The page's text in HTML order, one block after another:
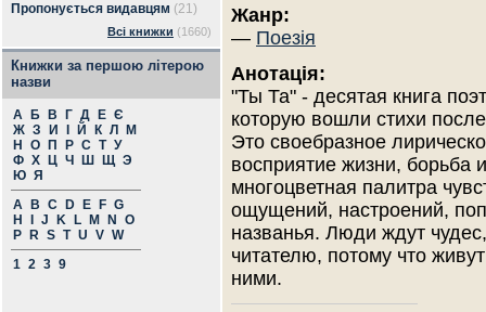
Пропонується видавцям (21)
Всі книжки (1660)
Книжки за першою літерою
назви
А Б В Г Д Е Є
Ж З И Й К Л
М
Н
О П Р С Т У
Ф Х Ц Ч Ш Щ Э
Ю Я
A
B C D E F G
H
J K L M N
O
P
R S T U V W
1 2 3 9
Жанр:
— Поезія
Анотація:
"Ты Та" - десятая книга
которую вошли стихи
Это своебразное
восприятие жизни, борьба
многоцветная палитра
ощущений, настроений,
названья. Люди ждут
читателю, потому что
ними.